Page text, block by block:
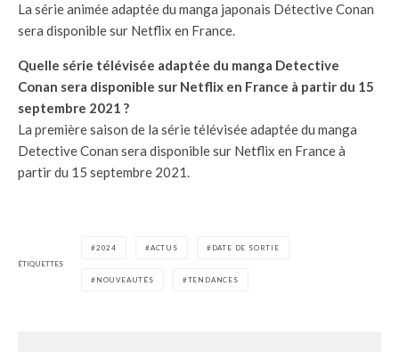
La série animée adaptée du manga japonais Détective Conan
sera disponible sur Netflix en France.
Quelle série télévisée adaptée du manga Detective
Conan sera disponible sur Netflix en France à partir du 15
septembre 2021 ?
La première saison de la série télévisée adaptée du manga
Detective Conan sera disponible sur Netflix en France à
partir du 15 septembre 2021.
ÉTIQUETTES
2024 ACTUS DATE DE SORTIE
NOUVEAUTÉS TENDANCES